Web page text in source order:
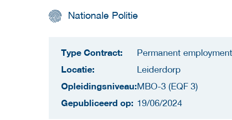
Nationale Politie
Type Contract: Permanent employment
Locatie: Leiderdorp
Opleidingsniveau:MBO-3 (EQF 3)
Gepubliceerd op: 19/06/2024